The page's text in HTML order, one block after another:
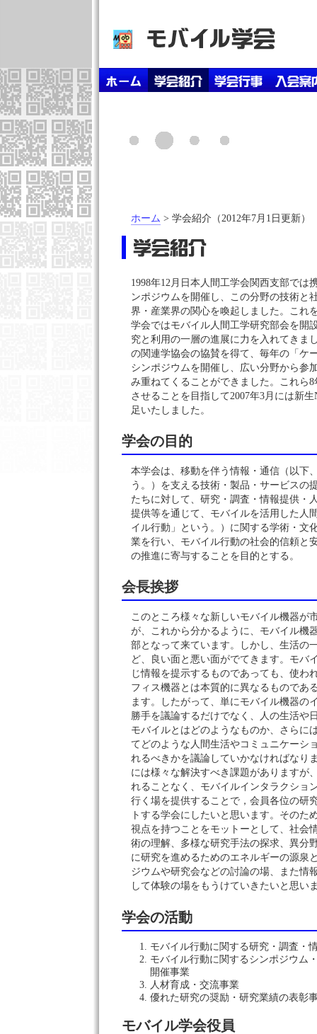
ホーム > 学会紹介（2012年7月1日更新）
1998年12月日本人間工学会関西支部では
ンポジウムを開催し、この分野の技術と
界・産業界の関心を喚起しました。これ
学会ではモバイル人間工学研究部会を開
究と利用の一層の進展に力を入れてきま
の関連学協会の協賛を得て、毎年の「ケ
シンポジウムを開催し、広い分野から参
み重ねてくることができました。これら
させることを目指して2007年3月には新
足いたしました。
学会の目的
本学会は、移動を伴う情報・通信（以下
う。）を支える技術・製品・サービスの
たちに対して、研究・調査・情報提供・
提供等を通じて、モバイルを活用した人
イル行動」という。）に関する学術・文
業を行い、モバイル行動の社会的信頼と
の推進に寄与することを目的とする。
会長挨拶
このところ様々な新しいモバイル機器が
が、これから分かるように、モバイル機
部となって来ています。しかし、生活の
ど、良い面と悪い面がでてきます。モバ
じ情報を提示するものであっても、使わ
フィス機器とは本質的に異なるものであ
ます。したがって、単にモバイル機器の
勝手を議論するだけでなく、人の生活や
モバイルとはどのようなものか、さらに
てどのような人間生活やコミュニケーシ
れるべきかを議論していかなければなり
には様々な解決すべき課題がありますが
れることなく、モバイルインタラクショ
行く場を提供することで，会員各位の研
トする学会にしたいと思います。そのた
視点を持つことをモットーとして、社会
術の理解、多様な研究手法の探求、異分
に研究を進めるためのエネルギーの源泉
ジウムや研究会などの討論の場、また情
して体験の場をもうけていきたいと思い
学会の活動
モバイル行動に関する研究・調査・
モバイル行動に関するシンポジウム
開催事業
人材育成・交流事業
優れた研究の奨励・研究業績の表彰
モバイル学会役員